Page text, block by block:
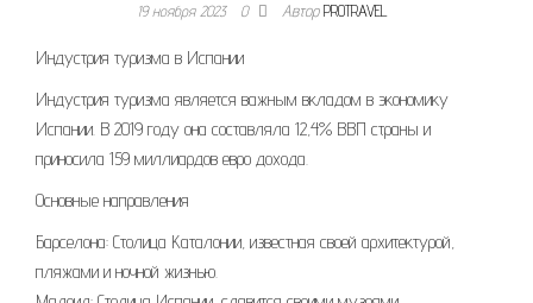
19 ноября 2023 0 АвторPROTRAVEL
Индустрия туризма в Испании
Индустрия туризма является важным вкладом в экономику
Испании. В 2019 году она составляла 12,4% ВВП страны и
приносила 159 миллиардов евро дохода.
Основные направления
Барселона: Столица Каталонии, известная своей архитектурой,
пляжами и ночной жизнью.